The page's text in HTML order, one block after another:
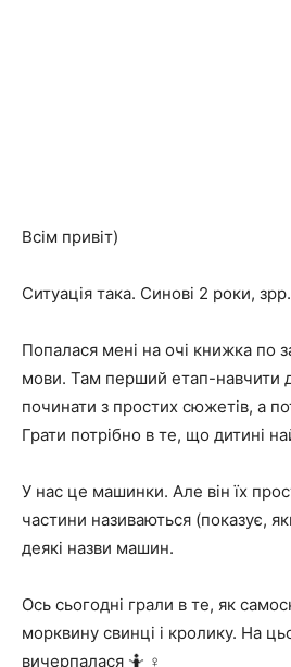
Всім привіт)
Ситуація така. Синові 2 роки, зрр.
Попалася мені на очі книжка по
мови. Там перший етап-навчити
починати з простих сюжетів, а
Грати потрібно в те, що дитині
У нас це машинки. Але він їх
частини називаються (показує,
деякі назви машин.
Ось сьогодні грали в те, як
морквину свинці і кролику. На
вичерпалася 🤷 ♀ ️